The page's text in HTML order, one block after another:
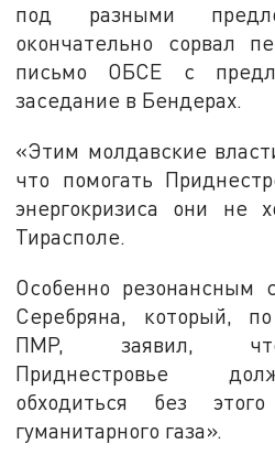
под разными
окончательно сорвал
письмо ОБСЕ с
заседание в Бендерах.
«Этим молдавские
что помогать
энергокризиса они не
Тирасполе.
Особенно резонансным
Серебряна, который,
ПМР, заявил,
Приднестровье
обходиться без
гуманитарного газа».